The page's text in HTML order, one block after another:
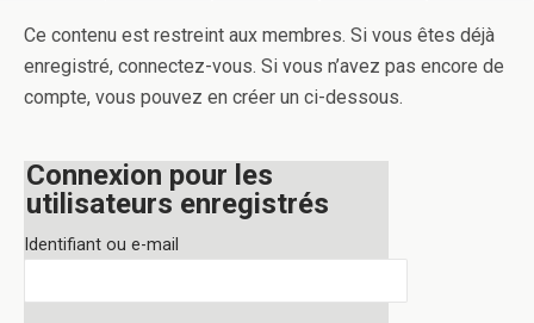
Ce contenu est restreint aux membres. Si vous êtes déjà
enregistré, connectez-vous. Si vous n’avez pas encore de
compte, vous pouvez en créer un ci-dessous.
Connexion pour les
utilisateurs enregistrés
Identifiant ou e-mail